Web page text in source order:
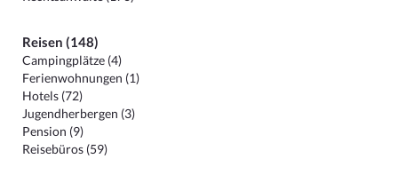
Reisen (148)
Campingplätze (4)
Ferienwohnungen (1)
Hotels (72)
Jugendherbergen (3)
Pension (9)
Reisebüros (59)